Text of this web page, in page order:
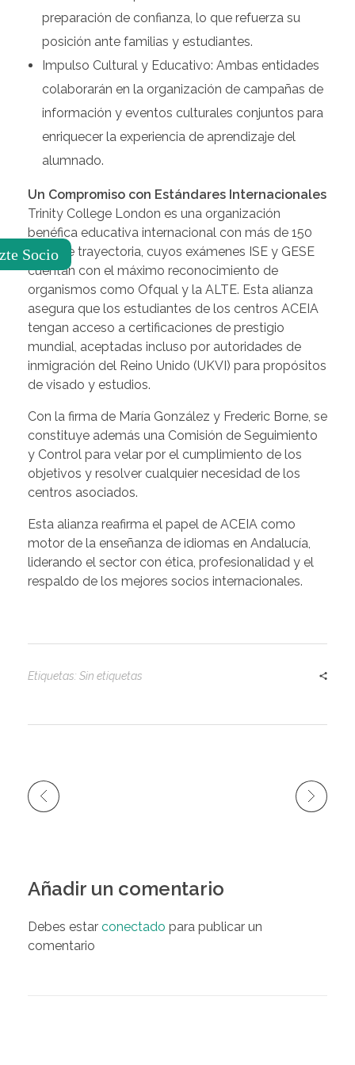
preparación de confianza, lo que refuerza su
posición ante familias y estudiantes.
Impulso Cultural y Educativo: Ambas entidades
colaborarán en la organización de campañas de
información y eventos culturales conjuntos para
enriquecer la experiencia de aprendizaje del
alumnado.
Un Compromiso con Estándares Internacionales
Trinity College London es una organización
benéfica educativa internacional con más de 150
años de trayectoria, cuyos exámenes ISE y GESE
cuentan con el máximo reconocimiento de
organismos como Ofqual y la ALTE. Esta alianza
asegura que los estudiantes de los centros ACEIA
tengan acceso a certificaciones de prestigio
mundial, aceptadas incluso por autoridades de
inmigración del Reino Unido (UKVI) para propósitos
de visado y estudios.
Con la firma de María González y Frederic Borne, se
constituye además una Comisión de Seguimiento
y Control para velar por el cumplimiento de los
objetivos y resolver cualquier necesidad de los
centros asociados.
Esta alianza reafirma el papel de ACEIA como
motor de la enseñanza de idiomas en Andalucía,
liderando el sector con ética, profesionalidad y el
respaldo de los mejores socios internacionales.
Etiquetas: Sin etiquetas
Añadir un comentario
Debes estar conectado para publicar un
comentario
Socio